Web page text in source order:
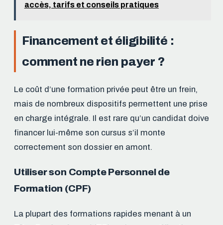
accès, tarifs et conseils pratiques
Financement et éligibilité :
comment ne rien payer ?
Le coût d’une formation privée peut être un frein,
mais de nombreux dispositifs permettent une prise
en charge intégrale. Il est rare qu’un candidat doive
financer lui-même son cursus s’il monte
correctement son dossier en amont.
Utiliser son Compte Personnel de
Formation (CPF)
La plupart des formations rapides menant à un